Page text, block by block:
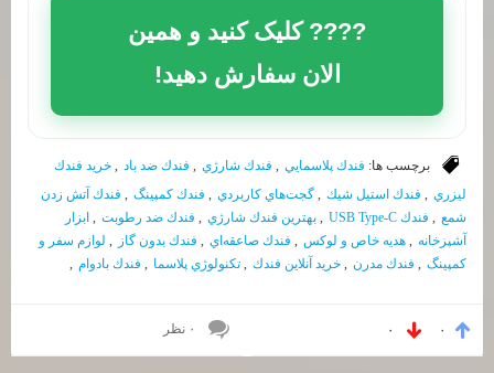
???? کلیک کنید و همین
الان سفارش دهید!
برچسب ها: فندك پلاسمايي , فندك شارژي , فندك ضد باد , خريد فندك
ليزري , فندك استيل شيك , گجت‌هاي كاربردي , فندك كمپينگ , فندك آتش زدن
شمع , فندك USB Type-C , بهترين فندك شارژي , فندك ضد رطوبت , ابزار
آشپزخانه , هديه خاص و لوكس , فندك صاعقه‌اي , فندك بدون گاز , لوازم سفر و
كمپينگ , فندك مدرن , خريد آنلاين فندك , تكنولوژي پلاسما , فندك بادوام ,
۰ ۰ ۰ نظر